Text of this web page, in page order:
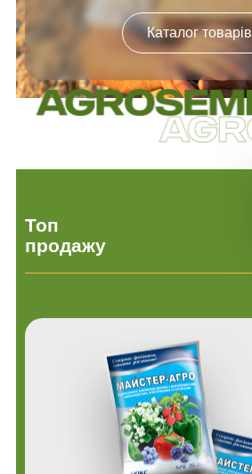
Каталог товарів
Топ
продажу